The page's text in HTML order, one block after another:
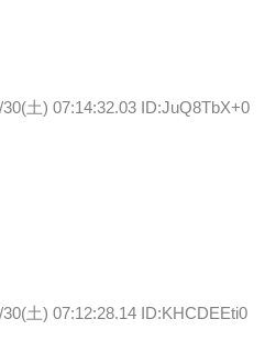
30(土) 07:14:32.03 ID:JuQ8TbX+0
30(土) 07:12:28.14 ID:KHCDEEti0